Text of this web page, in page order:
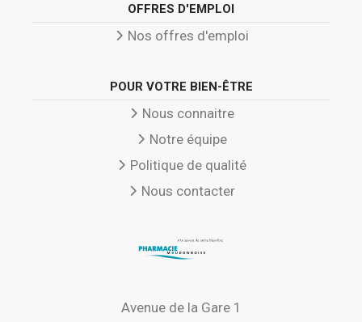
OFFRES D'EMPLOI
Nos offres d'emploi
POUR VOTRE BIEN-ÊTRE
Nous connaitre
Notre équipe
Politique de qualité
Nous contacter
Avenue de la Gare 1